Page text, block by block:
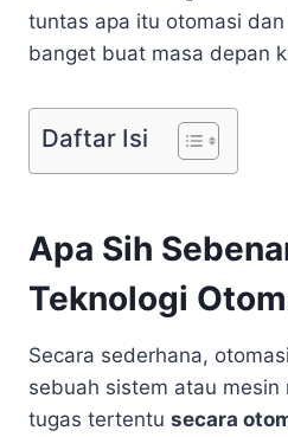
tuntas apa itu otomasi
banget buat masa depan
Daftar Isi
Apa Sih
Teknologi
Secara sederhana,
sebuah sistem atau
tugas tertentu secara